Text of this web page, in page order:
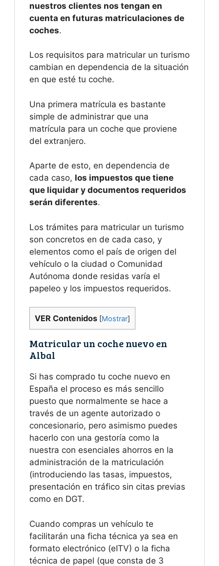
nuestros clientes nos tengan en
cuenta en futuras matriculaciones de
coches.
Los requisitos para matricular un turismo
cambian en dependencia de la situación
en que esté tu coche.
Una primera matrícula es bastante
simple de administrar que una
matrícula para un coche que proviene
del extranjero.
Aparte de esto, en dependencia de
cada caso, los impuestos que tiene
que liquidar y documentos requeridos
serán diferentes.
Los trámites para matricular un turismo
son concretos en de cada caso, y
elementos como el país de origen del
vehículo o la ciudad o Comunidad
Autónoma donde residas varía el
papeleo y los impuestos requeridos.
VER Contenidos [Mostrar]
Matricular un coche nuevo en
Albal
Si has comprado tu coche nuevo en
España el proceso es más sencillo
puesto que normalmente se hace a
través de un agente autorizado o
concesionario, pero asimismo puedes
hacerlo con una gestoría como la
nuestra con esenciales ahorros en la
administración de la matriculación
(introduciendo las tasas, impuestos,
presentación en tráfico sin citas previas
como en DGT.
Cuando compras un vehículo te
facilitarán una ficha técnica ya sea en
formato electrónico (eITV) o la ficha
técnica de papel (que consta de 3